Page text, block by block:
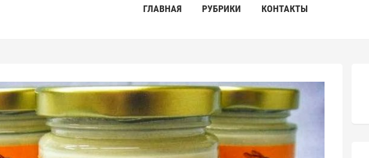
ГЛАВНАЯ РУБРИКИ КОНТАКТЫ